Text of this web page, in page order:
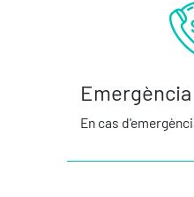
Emergència
En cas